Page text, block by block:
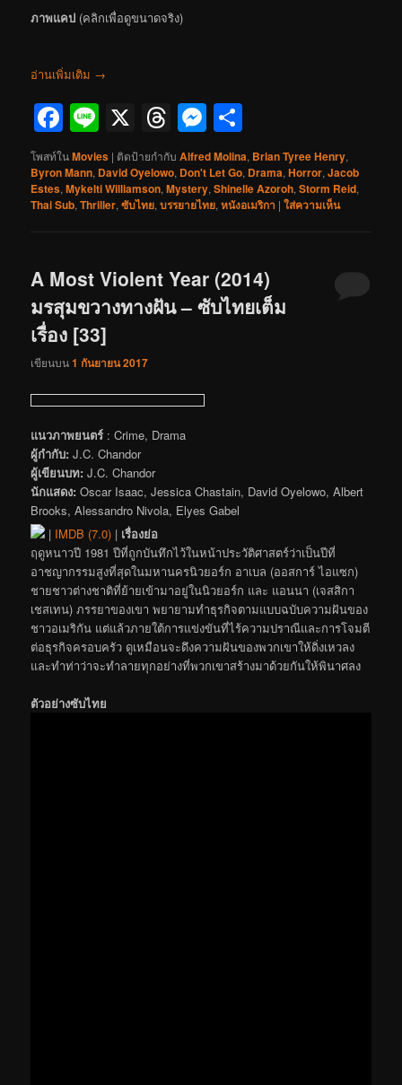
ภาพแคป (คลิกเพื่อดูขนาดจริง)
อ่านเพิ่มเติม →
Facebook
Line
X Threads
Messenger
โพสท์ในMovies | ติดป้ายกำกับ Alfred Molina, Brian Tyree Henry,
Byron Mann, David Oyelowo, Don't Let Go, Drama,Horror,Jacob
Estes,Mykelti Williamson,Mystery,Shinelle Azoroh,Storm Reid,
Thai Sub,Thriller,ซับไทย,บรรยายไทย,หนังอเมริกา |ใส่ความเห็น
A Most Violent Year (2014)
มรสุมขวางทางฝัน – ซับไทยเต็ม
เรื่อง [33]
เขียนบน1 กันยายน 2017
แนวภาพยนตร์ : Crime, Drama
ผู้กำกับ: J.C. Chandor
ผู้เขียนบท: J.C. Chandor
นักแสดง: Oscar Isaac, Jessica Chastain, David Oyelowo, Albert
Brooks, Alessandro Nivola, Elyes Gabel
| IMDB (7.0) | เรื่องย่อ
ฤดูหนาวปี 1981 ปีที่ถูกบันทึกไว้ในหน้าประวัติศาสตร์ว่าเป็นปีที่
อาชญากรรมสูงที่สุดในมหานครนิวยอร์ก อาเบล (ออสการ์ ไอแซก)
ชายชาวต่างชาติที่ย้ายเข้ามาอยู่ในนิวยอร์ก และ แอนนา (เจสสิกา
เชสเทน) ภรรยาของเขา พยายามทำธุรกิจตามแบบฉบับความฝันของ
ชาวอเมริกัน แต่แล้วภายใต้การแข่งขันที่ไร้ความปราณีและการโจมตี
ต่อธุรกิจครอบครัว ดูเหมือนจะดึงความฝันของพวกเขาให้ดิ่งเหวลง
และทำท่าว่าจะทำลายทุกอย่างที่พวกเขาสร้างมาด้วยกันให้พินาศลง
ตัวอย่างซับไทย